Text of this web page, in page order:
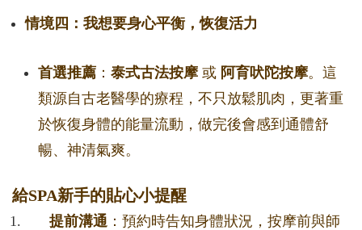
情境四：我想要身心平衡，恢復活力
首選推薦 ： 泰式古法按摩或 阿育吠陀按摩。這
類源自古老醫學的療程，不只放鬆肌肉，更著重
於恢復身體的能量流動，做完後會感到通體舒
暢、神清氣爽。
給SPA新手的貼心小提醒
提前溝通 ：預約時告知身體狀況，按摩前與師